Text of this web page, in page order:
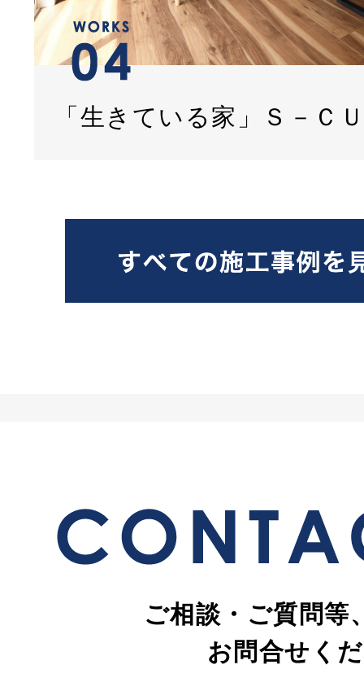
「生きている家」Ｓ－Ｃ
ご相談・ご質問等
お問合せく